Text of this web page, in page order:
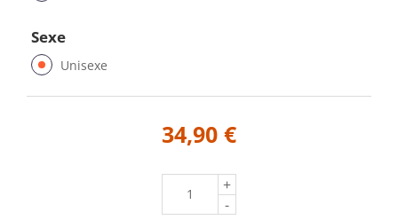
Sexe
Unisexe
34,90 €
+
-